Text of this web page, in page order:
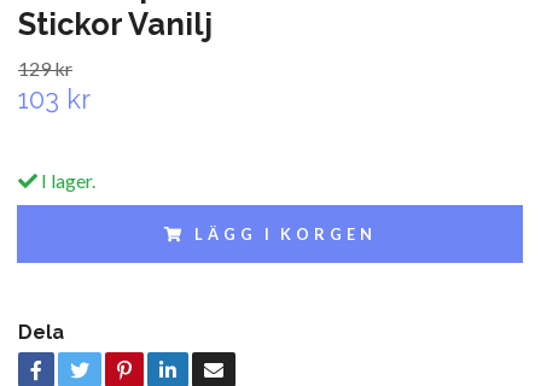
Stickor Vanilj
129 kr
103 kr
I lager.
LÄGG I KORGEN
Dela